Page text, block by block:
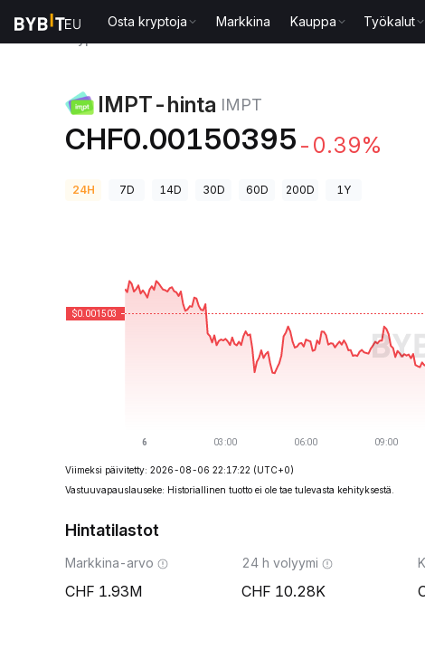
Osta kryptoja Markkina Kauppa Työkalut
IMPT-hinta IMPT
CHF0.00150395 -0.39%
24H 7D 14D 30D 60D 200D 1Y
Viimeksi päivitetty: 2026-08-06 22:17:22 (UTC+0)
Vastuuvapauslauseke: Historiallinen tuotto ei ole tae tulevasta kehityksestä.
Hintatilastot
Markkina-arvo
1.93M
24 h volyymi
10.28K